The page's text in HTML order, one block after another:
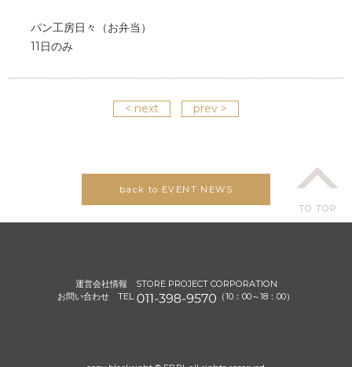
パン工房日々（お弁当）
11日のみ
< next prev >
TO TOP
back to EVENT NEWS
運営会社情報
STORE PROJECT CORPORATION
お問い合わせ TEL
（10：00～18：00）